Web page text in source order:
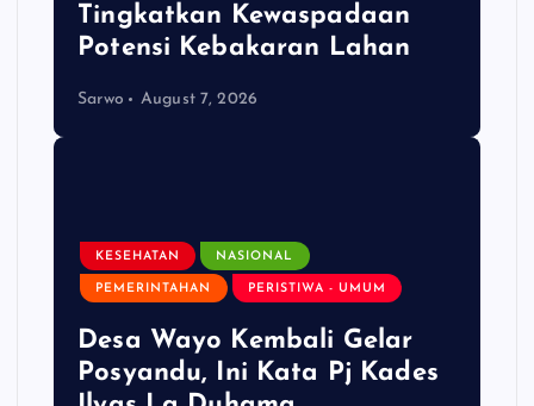
Tingkatkan Kewaspadaan
Potensi Kebakaran Lahan
Sarwo August 7, 2026
KESEHATAN NASIONAL
PEMERINTAHAN PERISTIWA - UMUM
Desa Wayo Kembali Gelar
Posyandu, Ini Kata Pj Kades